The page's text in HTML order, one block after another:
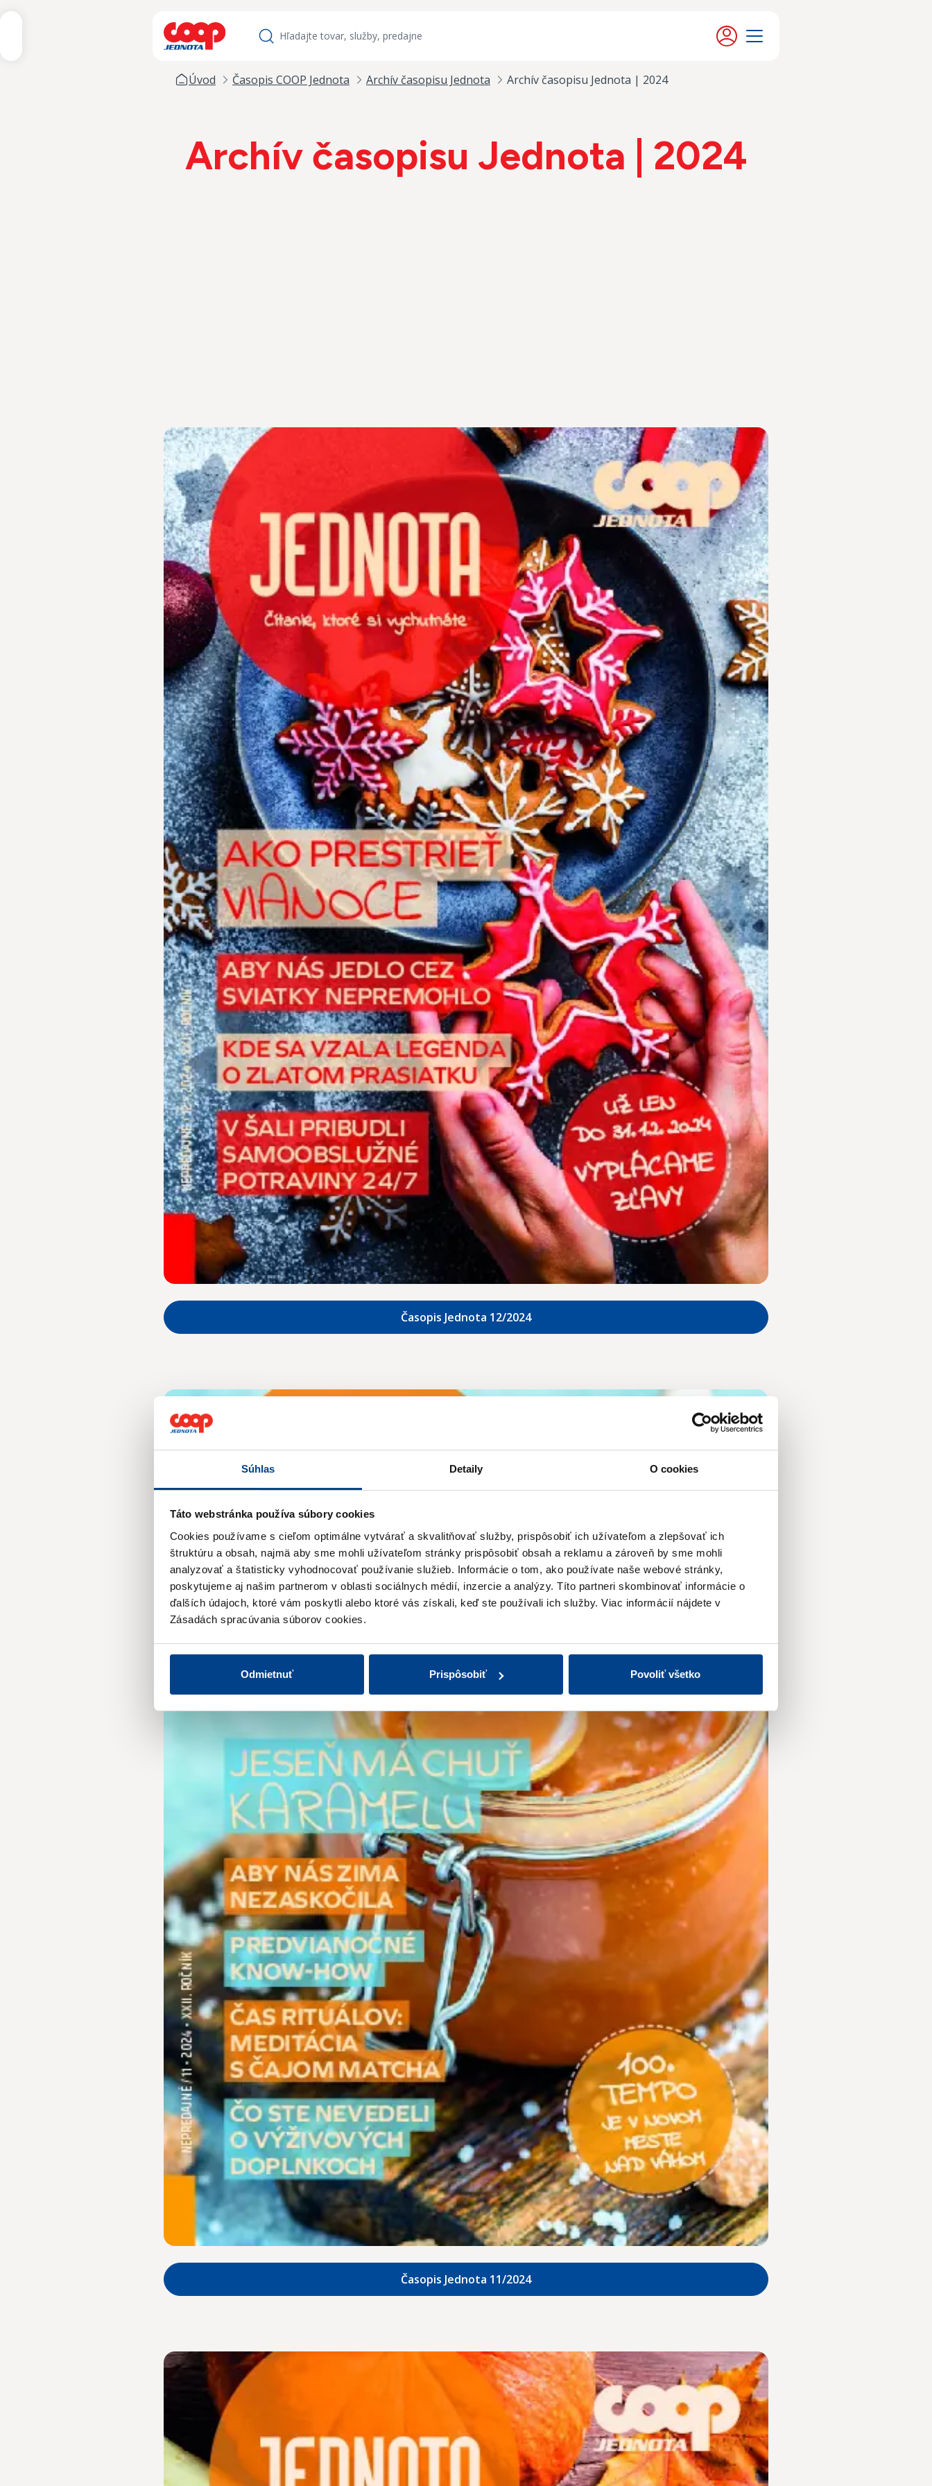
Súhlas Detaily O cookies
Táto webstránka používa súbory cookies
Cookies používame s cieľom optimálne vytvárať a skvalitňovať služby, prispôsobiť ich užívateľom a zlepšovať ich
štruktúru a obsah, najmä aby sme mohli užívateľom stránky prispôsobiť obsah a reklamu a zároveň by sme mohli
analyzovať a štatisticky vyhodnocovať používanie služieb. Informácie o tom, ako používate naše webové stránky,
poskytujeme aj našim partnerom v oblasti sociálnych médií, inzercie a analýzy. Títo partneri skombinovať informácie o
ďalších údajoch, ktoré vám poskytli alebo ktoré vás získali, keď ste používali ich služby. Viac informácií nájdete v
Zásadách spracúvania súborov cookies.
Odmietnuť Prispôsobiť Povoliť všetko
Hľadať Moje konto
Menu
Úvod Časopis COOP Jednota Archív časopisu Jednota Archív časopisu Jednota | 2024
Archív časopisu Jednota | 2024
Časopis Jednota 12/2024
Časopis Jednota 11/2024